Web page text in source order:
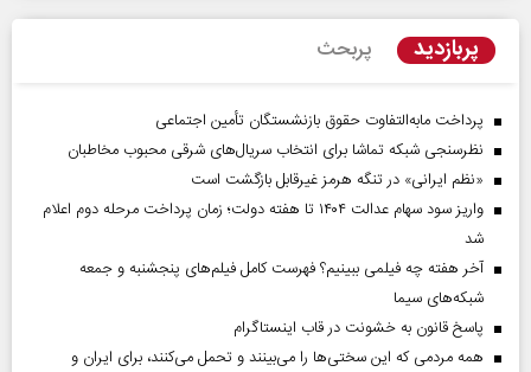
پربازدید پربحث
پرداخت مابه‌التفاوت حقوق بازنشستگان تأمین اجتماعی
نظرسنجی شبکه تماشا برای انتخاب سریال‌های شرقی محبوب مخاطبان
«نظم ایرانی» در تنگه هرمز غیرقابل بازگشت است
واریز سود سهام عدالت ۱۴۰۴ تا هفته دولت؛ زمان پرداخت مرحله دوم اعلام
شد
آخر هفته چه فیلمی ببینیم؟ فهرست کامل فیلم‌های پنجشنبه و جمعه
شبکه‌های سیما
پاسخ قانون به خشونت در قاب اینستاگرام
همه مردمی که این سختی‌ها را می‌بینند و تحمل می‌کنند، برای ایران و